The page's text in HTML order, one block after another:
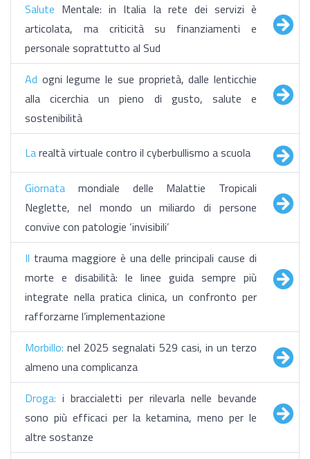
Salute Mentale: in Italia la rete dei servizi è
articolata, ma criticità su finanziamenti e
personale soprattutto al Sud
Ad ogni legume le sue proprietà, dalle lenticchie
alla cicerchia un pieno di gusto, salute e
sostenibilità
Larealtà virtuale contro il cyberbullismo a scuola
Giornata mondiale delle Malattie Tropicali
Neglette, nel mondo un miliardo di persone
convive con patologie ‘invisibili’
Il trauma maggiore è una delle principali cause di
morte e disabilità: le linee guida sempre più
integrate nella pratica clinica, un confronto per
rafforzarne l’implementazione
Morbillo: nel 2025 segnalati 529 casi, in un terzo
almeno una complicanza
Droga: i braccialetti per rilevarla nelle bevande
sono più efficaci per la ketamina, meno per le
altre sostanze